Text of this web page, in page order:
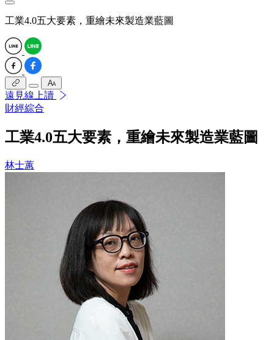
工業4.0五大要素，重繪未來製造業藍圖
遠見線上讀
財經綜合
工業4.0五大要素，重繪未來製造業藍圖
林士蕙